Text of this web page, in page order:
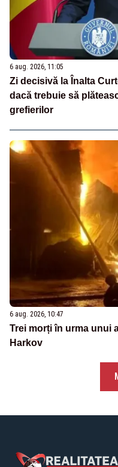
6 aug. 2026, 11:05
Zi decisivă la Înalta
dacă trebuie să
grefierilor
6 aug. 2026, 10:47
Trei morți în urma unui
Harkov